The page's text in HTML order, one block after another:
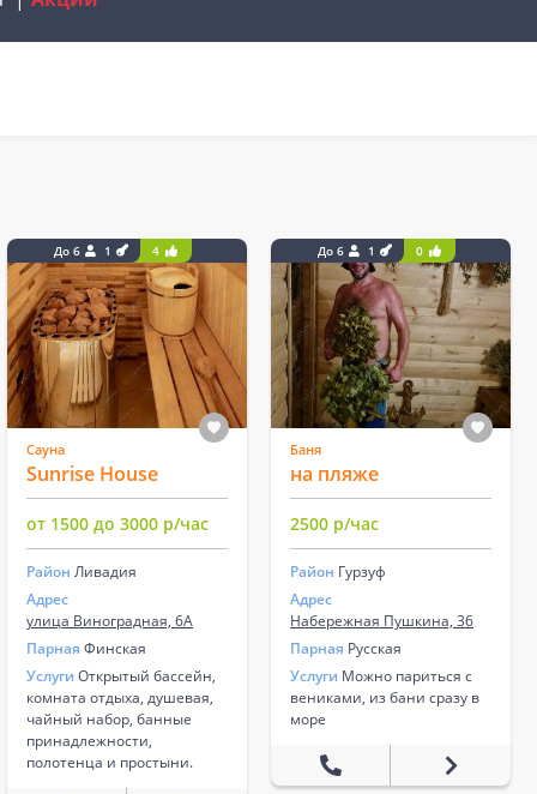
До 6 1 4
Сауна
Sunrise House
от 1500 до 3000 р/час
Район Ливадия
Адрес
улица Виноградная, 6А
Парная Финская
Услуги Открытый бассейн,
комната отдыха, душевая,
чайный набор, банные
принадлежности,
полотенца и простыни.
До 6 1 0
Баня
на пляже
2500 р/час
Район Гурзуф
Адрес
Набережная Пушкина, 36
Парная Русская
Услуги Можно париться с
вениками, из бани сразу в
море